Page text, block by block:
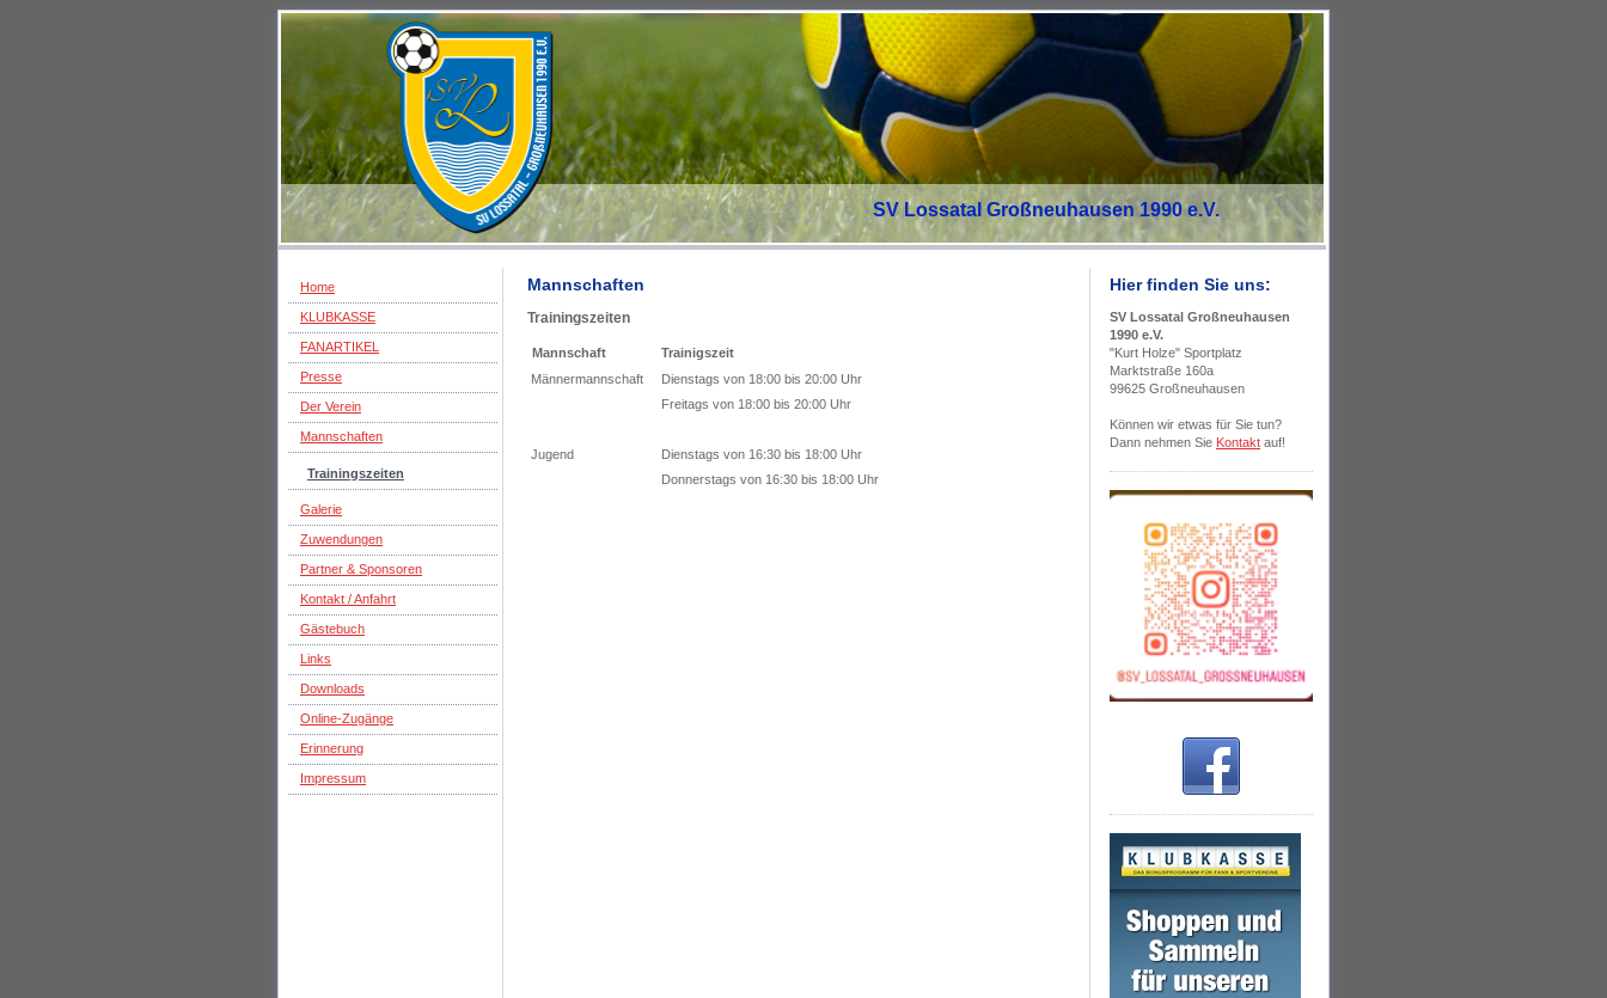
SV Lossatal Großneuhausen 1990 e.V.
Home
KLUBKASSE
FANARTIKEL
Presse
Der Verein
Mannschaften
Trainingszeiten
Galerie
Zuwendungen
Partner & Sponsoren
Kontakt / Anfahrt
Gästebuch
Links
Downloads
Online-Zugänge
Erinnerung
Impressum
Mannschaften
Trainingszeiten
Mannschaft
Trainigszeit
Männermannschaft
Dienstags von 18:00 bis 20:00 Uhr
Freitags von 18:00 bis 20:00 Uhr
Jugend
Dienstags von 16:30 bis 18:00 Uhr
Donnerstags von 16:30 bis 18:00 Uhr
Hier finden Sie uns:
SV Lossatal Großneuhausen
1990 e.V.
"Kurt Holze" Sportplatz
Marktstraße 160a
99625 Großneuhausen
Können wir etwas für Sie tun?
Dann nehmen Sie Kontakt auf!